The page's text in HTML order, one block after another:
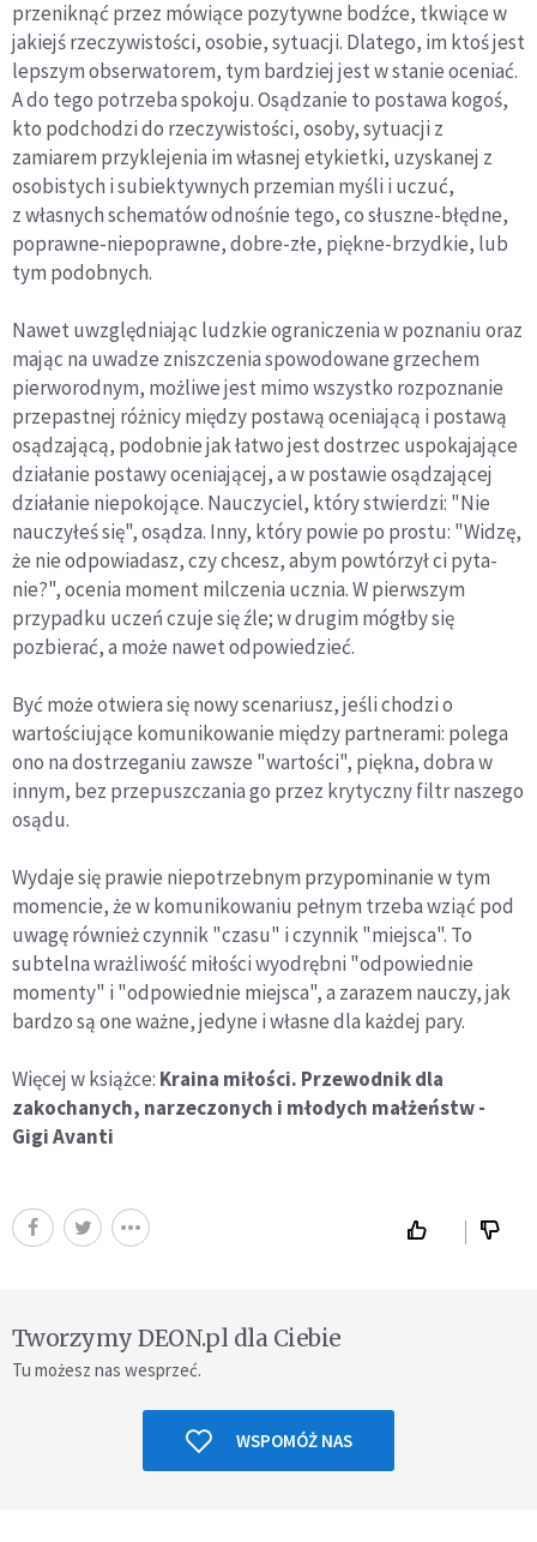
przenik­nąć przez mówiące pozytywne bodźce, tkwiące w
jakiejś rzeczywi­stości, osobie, sytuacji. Dlatego, im ktoś jest
lepszym obserwatorem, tym bardziej jest w stanie oceniać.
A do tego potrzeba spokoju. Osądzanie to postawa kogoś,
kto podchodzi do rzeczywistości, osoby, sytuacji z
zamiarem przyklejenia im własnej etykietki, uzyskanej z
osobistych i subiektywnych przemian myśli i uczuć,
z własnych schematów odnośnie tego, co słuszne-błędne,
popraw­ne-niepoprawne, dobre-złe, piękne-brzydkie, lub
tym podobnych.
Nawet uwzględniając ludzkie ograniczenia w poznaniu oraz
mając na uwadze zniszczenia spowodowane grzechem
pierworod­nym, możliwe jest mimo wszystko rozpoznanie
przepastnej różnicy między postawą oceniającą i postawą
osądzającą, podobnie jak łatwo jest dostrzec uspokajające
działanie postawy oceniającej, a w postawie osądzającej
działanie niepokojące. Nauczyciel, który stwierdzi: "Nie
nauczyłeś się", osądza. Inny, który powie po prostu: "Widzę,
że nie odpowiadasz, czy chcesz, abym powtórzył ci pyta­
nie?", ocenia moment milczenia ucznia. W pierwszym
przypadku uczeń czuje się źle; w drugim mógłby się
pozbierać, a może nawet odpowiedzieć.
Być może otwiera się nowy scenariusz, jeśli chodzi o
wartościu­jące komunikowanie między partnerami: polega
ono na dostrzega­niu zawsze "wartości", piękna, dobra w
innym, bez przepuszczania go przez krytyczny filtr naszego
osądu.
Wydaje się prawie niepo­trzeb­nym przypominanie w tym
momencie, że w komunikowaniu pełnym trzeba wziąć pod
uwagę również czynnik "czasu" i czynnik "miejsca". To
subtelna wrażliwość miłości wyodrębni "odpowiednie
momenty" i "odpowiednie miejsca", a zarazem nauczy, jak
bardzo są one ważne, jedyne i własne dla każdej pary.
Więcej w książce: Kraina miłości. Przewodnik dla
zakochanych, narzeczonych i młodych małżeństw -
Gigi Avanti
Tworzymy DEON.pl dla Ciebie
Tu możesz nas wesprzeć.
WSPOMÓŻ NAS